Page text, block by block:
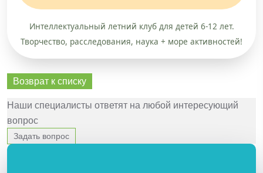
Интеллектуальный летний клуб для детей 6-12 лет.
Творчество, расследования, наука + море активностей!
Возврат к списку
Наши специалисты ответят на любой интересующий
вопрос
Задать вопрос